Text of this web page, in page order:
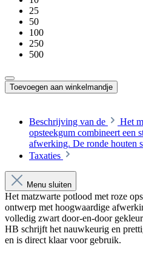
25
50
100
250
500
Toevoegen aan winkelmandje
Beschrijving van de
Het
opsteekgum combineert een
afwerking. De ronde houten
Taxaties
Menu sluiten
Het matzwarte potlood met roze
ontwerp met hoogwaardige
volledig zwart door-en-door
HB schrijft het nauwkeurig en
en is direct klaar voor gebruik.